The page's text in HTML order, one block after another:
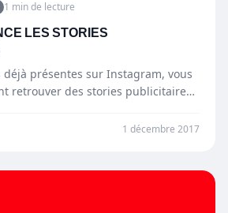
1 min de lecture
LES STORIES
déjà présentes sur Instagram, vous
retrouver des stories publicitaires
1 décembre 2017